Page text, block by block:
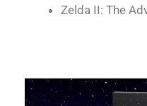
Zelda II: The